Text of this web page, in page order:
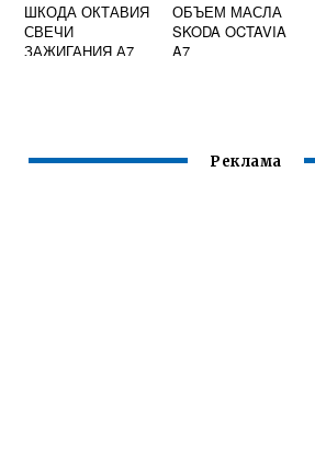
ШКОДА ОКТАВИЯ
СВЕЧИ
ЗАЖИГАНИЯ А7
ОБЪЕМ МАСЛА
SKODA OCTAVIA
A7
Реклама